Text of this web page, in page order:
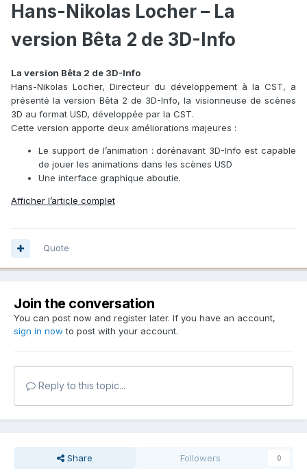
Hans-Nikolas Locher – La
version Bêta 2 de 3D-Info
La version Bêta 2 de 3D-Info
Hans-Nikolas Locher, Directeur du développement à la CST, a
présenté la version Bêta 2 de 3D-Info, la visionneuse de scènes
3D au format USD, développée par la CST.
Cette version apporte deux améliorations majeures :
Le support de l’animation : dorénavant 3D-Info est capable
de jouer les animations dans les scènes USD
Une interface graphique aboutie.
Afficher l’article complet
Quote
Join the conversation
You can post now and register later. If you have an account,
sign in now to post with your account.
Reply to this topic...
Share Followers 0